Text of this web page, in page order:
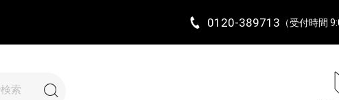
0120-389713 （受付時間